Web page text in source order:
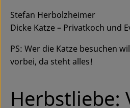
Stefan Herbolzheimer
Dicke Katze – Privatkoch und
PS: Wer die Katze besuchen
vorbei, da steht alles!
Herbstliebe: